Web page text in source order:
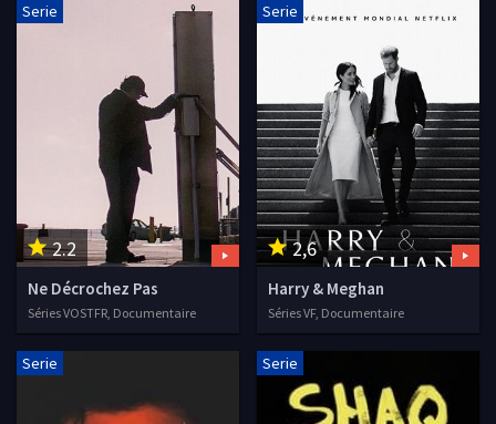
2.2
Serie
Ne Décrochez Pas
Séries VOSTFR, Documentaire
2,6
Serie
Harry & Meghan
Séries VF, Documentaire
Serie Serie